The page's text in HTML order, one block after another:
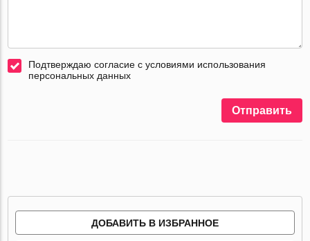
Подтверждаю согласие с условиями использования
персональных данных
Отправить
ДОБАВИТЬ В ИЗБРАННОЕ